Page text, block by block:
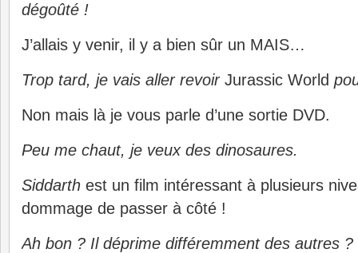
dégoûté !
J’allais y venir, il y a bien sûr un MAIS…
Trop tard, je vais aller revoir Jurassic World
Non mais là je vous parle d’une sortie DVD.
Peu me chaut, je veux des dinosaures.
Siddarth est un film intéressant à plusieurs
dommage de passer à côté !
Ah bon ? Il déprime différemment des autres ?